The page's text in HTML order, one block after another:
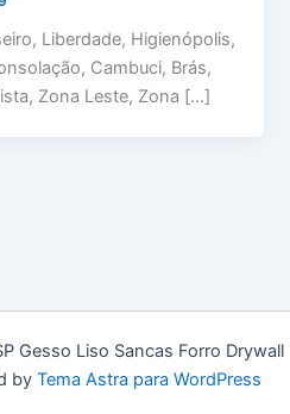
Liberdade, Higienópolis,
Cambuci, Brás,
Zona Leste, Zona […]
Gesso Liso Sancas Forro Drywall
by Tema Astra para WordPress